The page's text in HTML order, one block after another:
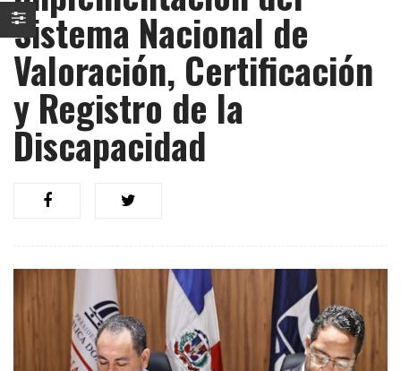
Sistema Nacional de
Valoración, Certificación
y Registro de la
Discapacidad